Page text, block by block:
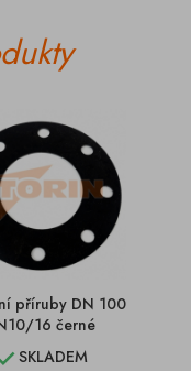
příruby DN 100
16 černé
SKLADEM